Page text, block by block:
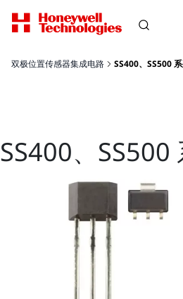
双极位置传感器集成电路 SS400、SS500
SS400、SS500